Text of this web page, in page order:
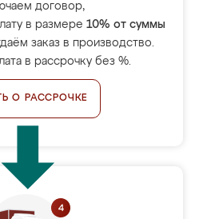
договор,
в размере 10% от суммы
заказ в производство.
в рассрочку без %.
О РАССРОЧКЕ